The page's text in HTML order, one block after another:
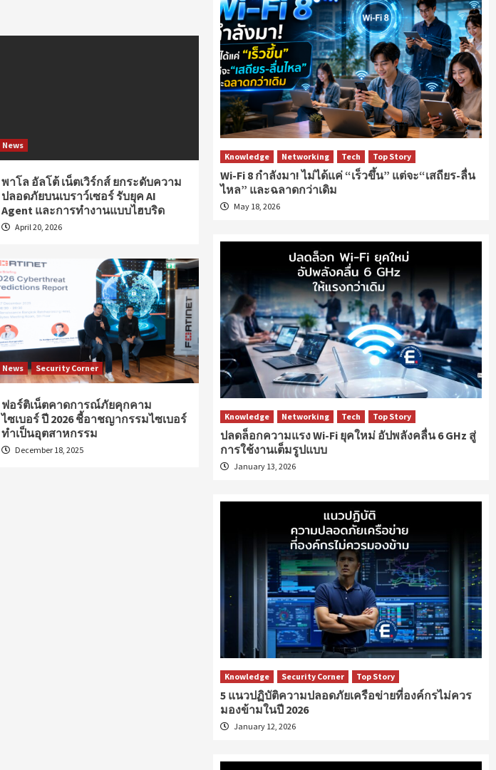
News
พาโล อัลโต้ เน็ตเวิร์กส์ ยกระดับความ
ปลอดภัยบนเบราว์เซอร์ รับยุค AI
Agent และการทำงานแบบไฮบริด
April 20, 2026
News Security Corner
ฟอร์ติเน็ตคาดการณ์ภัยคุกคาม
ไซเบอร์ ปี 2026 ชี้อาชญากรรมไซเบอร์
ทำเป็นอุตสาหกรรม
December 18, 2025
Knowledge Networking Tech Top Story
Wi-Fi 8 กำลังมา! ไม่ได้แค่ “เร็วขึ้น” แต่จะ“เสถียร-ลื่น
ไหล” และฉลาดกว่าเดิม
May 18, 2026
Knowledge Networking Tech Top Story
ปลดล็อกความแรง Wi-Fi ยุคใหม่ อัปพลังคลื่น 6 GHz สู่
การใช้งานเต็มรูปแบบ
January 13, 2026
Knowledge Security Corner Top Story
5 แนวปฏิบัติความปลอดภัยเครือข่ายที่องค์กรไม่ควร
มองข้ามในปี 2026
January 12, 2026